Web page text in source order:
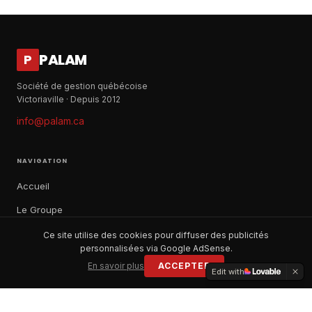
P PALAM
Société de gestion québécoise
Victoriaville · Depuis 2012
info@palam.ca
NAVIGATION
Accueil
Le Groupe
Notre histoire
Ce site utilise des cookies pour diffuser des publicités
personnalisées via Google AdSense.
En savoir plus
ACCEPTER
Edit with